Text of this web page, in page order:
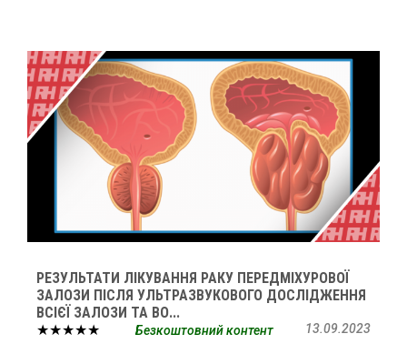
РЕЗУЛЬТАТИ ЛІКУВАННЯ РАКУ ПЕРЕДМІХУРОВОЇ
ЗАЛОЗИ ПІСЛЯ УЛЬТРАЗВУКОВОГО ДОСЛІДЖЕННЯ
ВСІЄЇ ЗАЛОЗИ ТА ВО...
★★★★★
13.09.2023
Безкоштовний контент